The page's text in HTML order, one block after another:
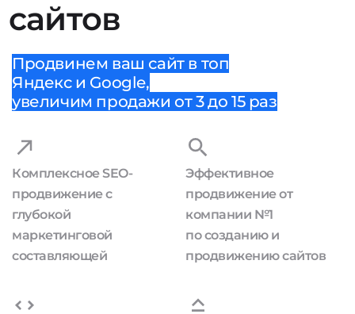
сайтов
Продвинем ваш сайт в топ
Яндекс и Google,
увеличим продажи от 3 до 15 раз
Комплексное SEO-
продвижение с
глубокой
маркетинговой
составляющей
Эффективное
продвижение от
компании №1
по созданию и
продвижению сайтов